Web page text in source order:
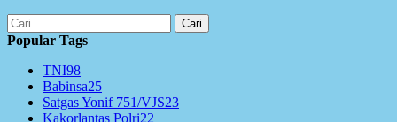
Cari
untuk:
Popular Tags
TNI98
Babinsa25
Satgas Yonif 751/VJS23
Kakorlantas Polri22